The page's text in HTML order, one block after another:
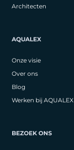
Architecten
AQUALEX
Onze visie
Over ons
Blog
Werken bij AQUALEX
BEZOEK ONS